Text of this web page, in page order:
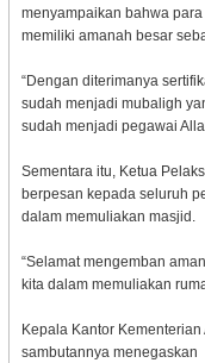
menyampaikan bahwa
memiliki amanah besar
“Dengan diterimanya
sudah menjadi mubaligh
sudah menjadi pegawai
Sementara itu, Ketua
berpesan kepada seluruh
dalam memuliakan masjid.
“Selamat mengemban
kita dalam memuliakan
Kepala Kantor
sambutannya menegaskan